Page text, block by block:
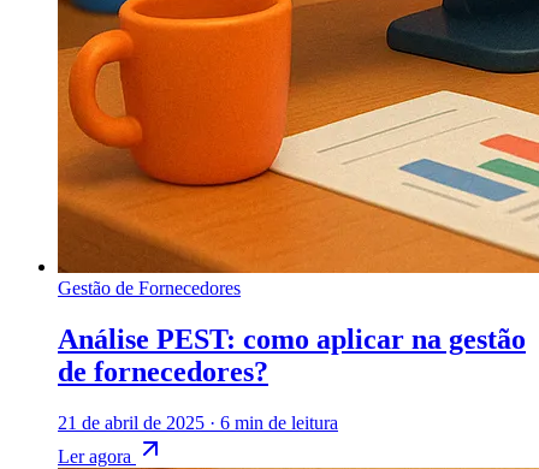
Gestão de Fornecedores
Análise PEST: como aplicar na gestão
de fornecedores?
21 de abril de 2025 · 6 min de leitura
Ler agora